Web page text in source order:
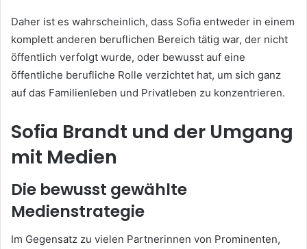
Daher ist es wahrscheinlich, dass Sofia entweder in einem
komplett anderen beruflichen Bereich tätig war, der nicht
öffentlich verfolgt wurde, oder bewusst auf eine
öffentliche berufliche Rolle verzichtet hat, um sich ganz
auf das Familienleben und Privatleben zu konzentrieren.
Sofia Brandt und der Umgang
mit Medien
Die bewusst gewählte
Medienstrategie
Im Gegensatz zu vielen Partnerinnen von Prominenten,